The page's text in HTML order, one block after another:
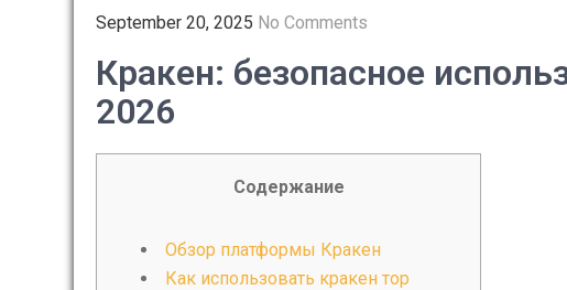
September 20, 2025 No Comments
Кракен: безопасное
2026
Содержание
Обзор платформы Кракен
Как использовать кракен тор